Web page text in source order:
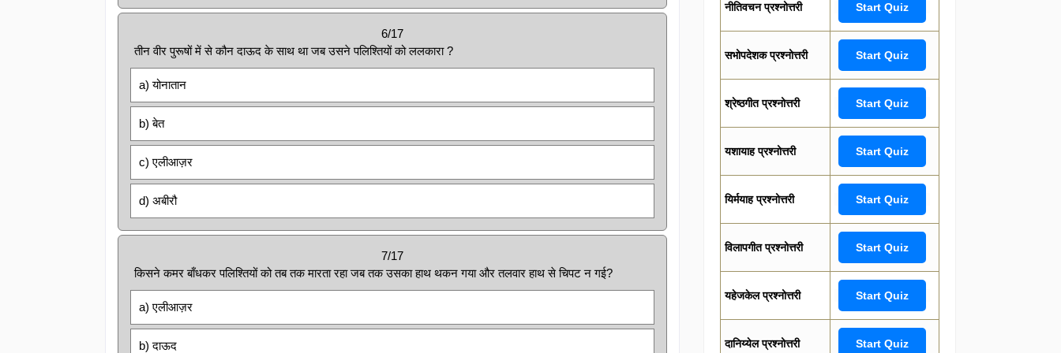
6/17
तीन वीर पुरूषों में से कौन दाऊद के साथ था जब उसने पलिश्तियों को ललकारा ?
a) योनातान
b) बेत
c) एलीआज़र
d) अबीरौ
7/17
किसने कमर बाँधकर पलिश्तियों को तब तक मारता रहा जब तक उसका हाथ थकन गया और तलवार हाथ से चिपट न गई?
a) एलीआज़र
b) दाऊद
नीतिवचन प्रश्नोत्तरी Start Quiz
सभोपदेशक प्रश्नोत्तरी Start Quiz
श्रेष्ठगीत प्रश्नोत्तरी Start Quiz
यशायाह प्रश्नोत्तरी Start Quiz
यिर्मयाह प्रश्नोत्तरी Start Quiz
विलापगीत प्रश्नोत्तरी Start Quiz
यहेजकेल प्रश्नोत्तरी Start Quiz
दानिय्येल प्रश्नोत्तरी Start Quiz